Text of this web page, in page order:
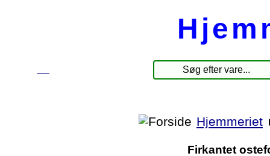
Hjemmeriet
Firkantet